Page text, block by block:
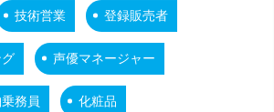
技術営業 登録販売者
声優マネージャー
務員 化粧品